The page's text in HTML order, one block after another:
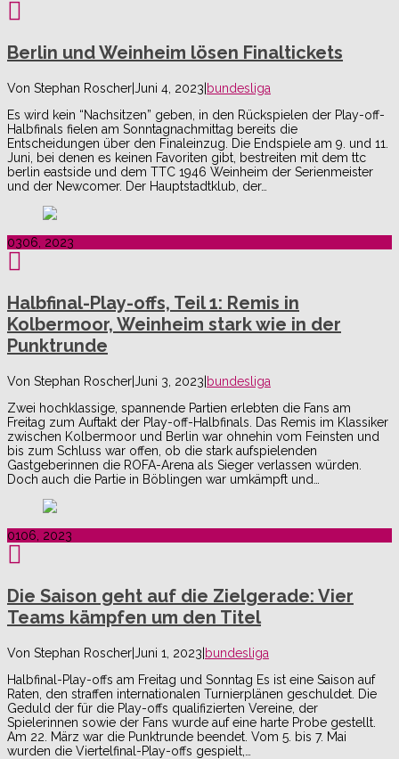
Berlin und Weinheim lösen Finaltickets
Von Stephan RoscherJuni 4, 2023 bundesliga
Es wird kein “Nachsitzen” geben, in den Rückspielen der Play-off-
Halbfinals fielen am Sonntagnachmittag bereits die
Entscheidungen über den Finaleinzug. Die Endspiele am 9. und 11.
Juni, bei denen es keinen Favoriten gibt, bestreiten mit dem ttc
berlin eastside und dem TTC 1946 Weinheim der Serienmeister
und der Newcomer. Der Hauptstadtklub, der…
0306, 2023
Halbfinal-Play-offs, Teil 1: Remis in
Kolbermoor, Weinheim stark wie in der
Punktrunde
Von Stephan RoscherJuni 3, 2023 bundesliga
Zwei hochklassige, spannende Partien erlebten die Fans am
Freitag zum Auftakt der Play-off-Halbfinals. Das Remis im Klassiker
zwischen Kolbermoor und Berlin war ohnehin vom Feinsten und
bis zum Schluss war offen, ob die stark aufspielenden
Gastgeberinnen die ROFA-Arena als Sieger verlassen würden.
Doch auch die Partie in Böblingen war umkämpft und…
0106, 2023
Die Saison geht auf die Zielgerade: Vier
Teams kämpfen um den Titel
Von Stephan RoscherJuni 1, 2023 bundesliga
Halbfinal-Play-offs am Freitag und Sonntag Es ist eine Saison auf
Raten, den straffen internationalen Turnierplänen geschuldet. Die
Geduld der für die Play-offs qualifizierten Vereine, der
Spielerinnen sowie der Fans wurde auf eine harte Probe gestellt.
Am 22. März war die Punktrunde beendet. Vom 5. bis 7. Mai
wurden die Viertelfinal-Play-offs gespielt,…